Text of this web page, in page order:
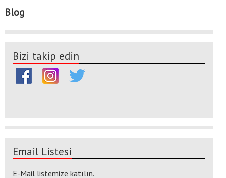
Blog
Bizi takip edin
Email Listesi
E-Mail listemize katılın.